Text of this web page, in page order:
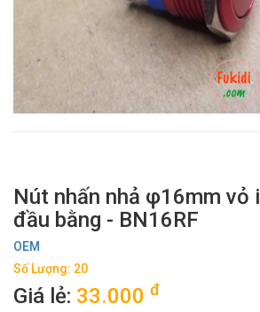
Nút nhấn nhả φ16mm vỏ
đầu bằng - BN16RF
OEM
Số Lượng: 20
Giá lẻ: 33.000 đ